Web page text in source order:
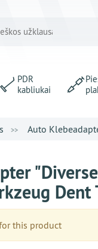
PDR
kabliukai
Auto
Dent
this product